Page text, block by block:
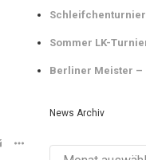
Schleifchenturnier
Sommer LK-
Berliner Meister –
News Archiv